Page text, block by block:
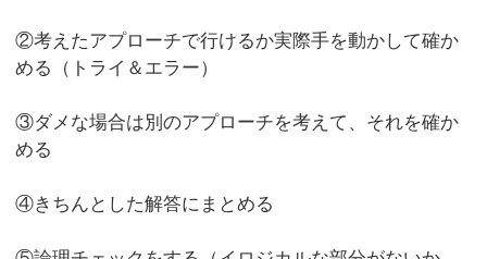
②考えたアプローチで行けるか実際手を動かして確か
める（トライ＆エラー）
③ダメな場合は別のアプローチを考えて、それを確か
める
④きちんとした解答にまとめる